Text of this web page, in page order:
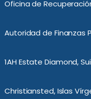
Oficina de
Autoridad de Finanzas
1AH Estate Diamond,
Christiansted, Islas